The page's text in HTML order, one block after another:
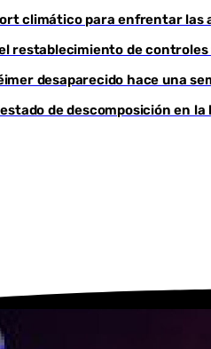
climático para enfrentar
el restablecimiento de
desaparecido hace una
de descomposición en